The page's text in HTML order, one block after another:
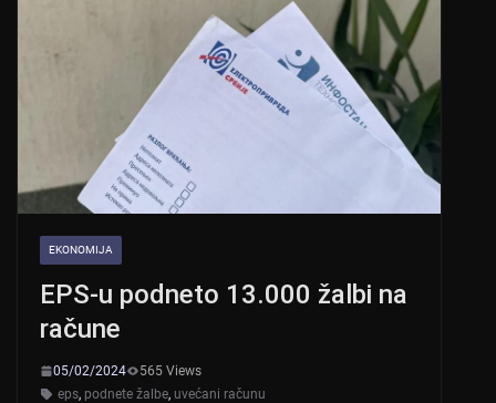
EKONOMIJA
EPS-u podneto 13.000 žalbi na
račune
05/02/2024
565 Views
eps, podnete žalbe, uvećani računu